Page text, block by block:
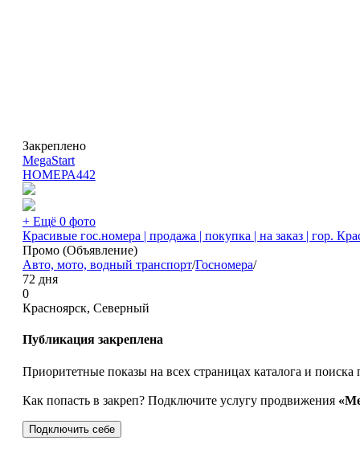
Закреплено
MegaStart
НОМЕРА442
+ Ещё 0 фото
Красивые гос.номера | продажа | покупка | на заказ | гор.
Промо (Объявление)
Авто, мото, водный транспорт/Госномера/
72 дня
0
Красноярск, Северный
Публикация закреплена
Приоритетные показы на всех страницах каталога и
Как попасть в закреп? Подключите услугу продвижения
Подключить себе